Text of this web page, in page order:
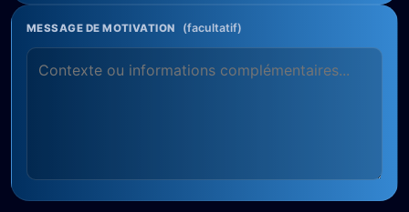
MESSAGE DE MOTIVATION (facultatif)